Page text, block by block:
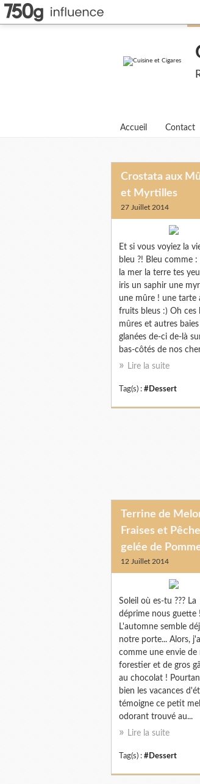
Accueil Contact
Crostata aux
et Myrtilles
27 Juillet 2014
Et si vous voyiez la
bleu ?! Bleu comme :
la mer la terre tes
iris un saphir une
une mûre ! une tarte
fruits bleus :) Oh ces
mûres et autres
glanées de-ci de-là
bas-côtés de nos
Lire la suite
Tag(s) : #Dessert
Terrine de
Fraises et
gelée de
12 Juillet 2014
Soleil où es-tu ??? La
déprime nous guette !
L'automne semble
notre porte... Alors,
comme une envie de
forestier et de gros
au chocolat !
bien les vacances
témoigne ce petit
odorant trouvé au...
Lire la suite
Tag(s) : #Dessert